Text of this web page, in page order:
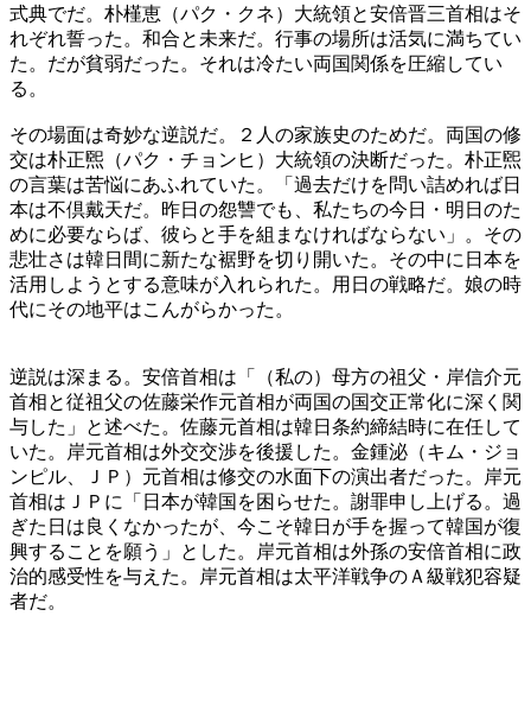
式典でだ。朴槿恵（パク・クネ）大統領と安倍晋三首相はそ
れぞれ誓った。和合と未来だ。行事の場所は活気に満ちてい
た。だが貧弱だった。それは冷たい両国関係を圧縮してい
る。
その場面は奇妙な逆説だ。２人の家族史のためだ。両国の修
交は朴正煕（パク・チョンヒ）大統領の決断だった。朴正煕
の言葉は苦悩にあふれていた。「過去だけを問い詰めれば日
本は不倶戴天だ。昨日の怨讐でも、私たちの今日・明日のた
めに必要ならば、彼らと手を組まなければならない」。その
悲壮さは韓日間に新たな裾野を切り開いた。その中に日本を
活用しようとする意味が入れられた。用日の戦略だ。娘の時
代にその地平はこんがらかった。
逆説は深まる。安倍首相は「（私の）母方の祖父・岸信介元
首相と従祖父の佐藤栄作元首相が両国の国交正常化に深く関
与した」と述べた。佐藤元首相は韓日条約締結時に在任して
いた。岸元首相は外交交渉を後援した。金鍾泌（キム・ジョ
ンピル、ＪＰ）元首相は修交の水面下の演出者だった。岸元
首相はＪＰに「日本が韓国を困らせた。謝罪申し上げる。過
ぎた日は良くなかったが、今こそ韓日が手を握って韓国が復
興することを願う」とした。岸元首相は外孫の安倍首相に政
治的感受性を与えた。岸元首相は太平洋戦争のＡ級戦犯容疑
者だ。